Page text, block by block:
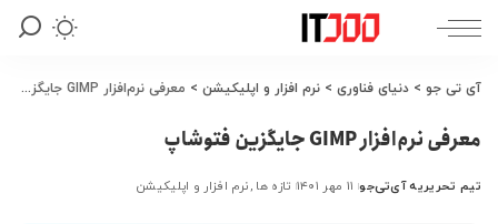
آی تی جو > دنیای فناوری > نرم افزار و اپلیکیشن > معرفی نرم‌افزار GIMP جایگزین فتوشاپ
معرفی نرم‌افزار GIMP جایگزین فتوشاپ
ارسال
تیم تحریریه آی‌تی‌جو ۱۱ مهر ۱۴۰۱ تازه ها نرم افزار و اپلیکیشن